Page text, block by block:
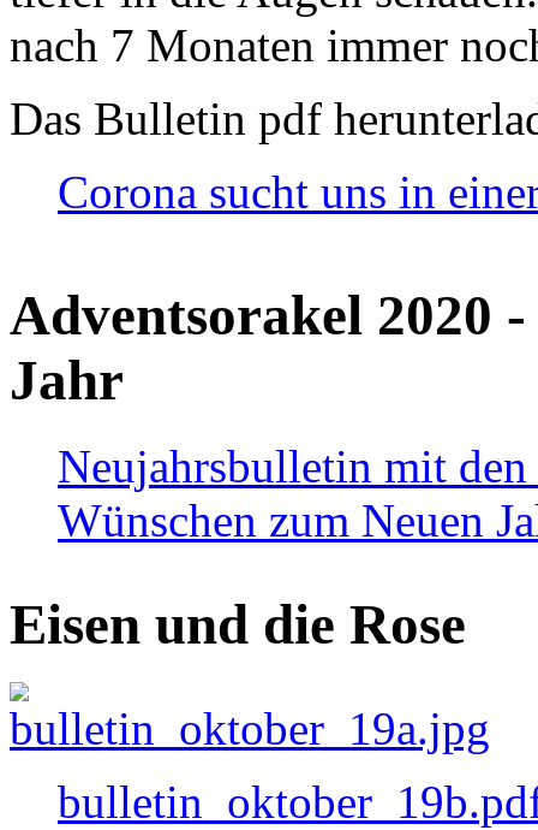
nach 7 Monaten immer
Das Bulletin pdf
Corona sucht uns in
Adventsorakel 2020
Jahr
Neujahrsbulletin mit den
Wünschen zum Neuen
Eisen und die Rose